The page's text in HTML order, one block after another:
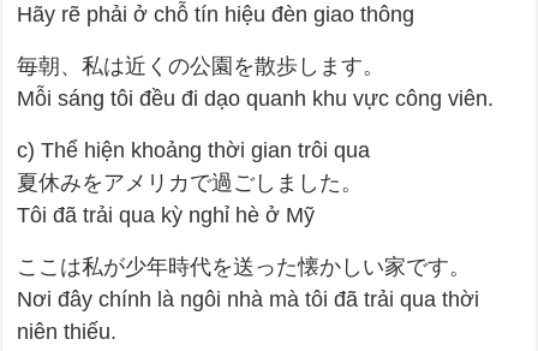
Hãy rẽ phải ở chỗ tín hiệu đèn giao thông
毎朝、私は近くの公園を散歩します。
Mỗi sáng tôi đều đi dạo quanh khu vực công viên.
c) Thể hiện khoảng thời gian trôi qua
夏休みをアメリカで過ごしました。
Tôi đã trải qua kỳ nghỉ hè ở Mỹ
ここは私が少年時代を送った懐かしい家です。
Nơi đây chính là ngôi nhà mà tôi đã trải qua thời
niên thiếu.